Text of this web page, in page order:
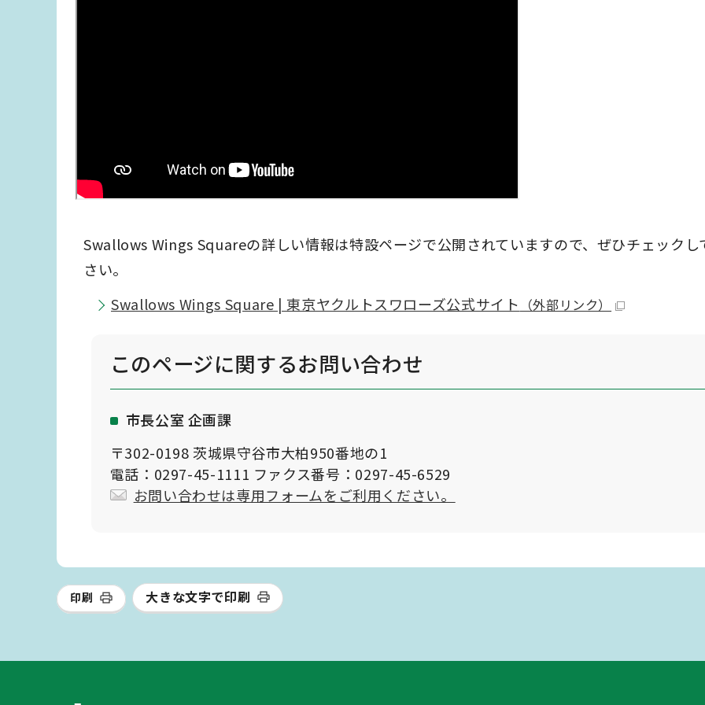
Swallows Wings Squareの詳しい情報は特設ページで公開されていますので、ぜひチェックし
さい。
Swallows Wings Square | 東京ヤクルトスワローズ公式サイト
（外部リンク）
このページに関するお問い合わせ
市長公室 企画課
〒302-0198 茨城県守谷市大柏950番地の1
電話：0297-45-1111 ファクス番号：0297-45-6529
お問い合わせは専用フォームをご利用ください。
印刷 大きな文字で印刷